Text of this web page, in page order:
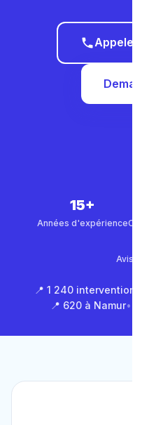
Appeler le
Demander
15+
Années d'expérienceClients
Avis
📍 1 240 interventions à
📍 620 à Namur• 📍 1